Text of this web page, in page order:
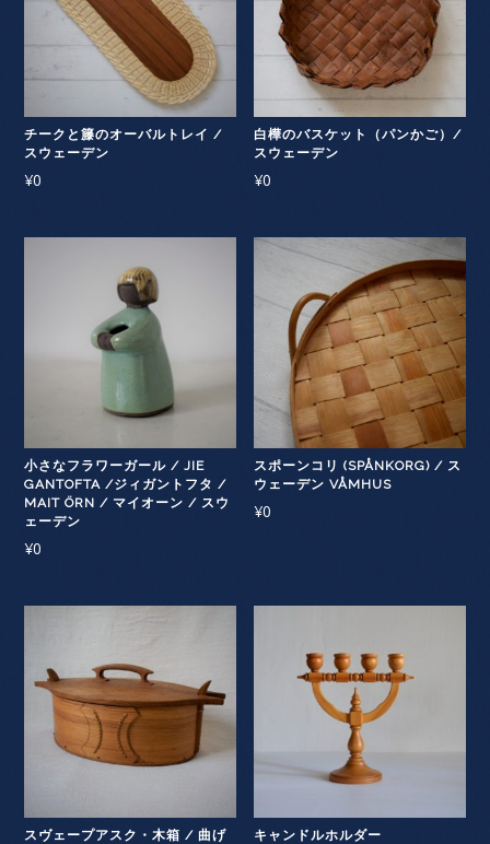
チークと籐のオーバルトレイ /
スウェーデン
¥0
白樺のバスケット（パンかご）/
スウェーデン
¥0
小さなフラワーガール / JIE
GANTOFTA /ジィガントフタ /
MAIT ÖRN / マイオーン / スウ
ェーデン
¥0
スポーンコリ (SPÅNKORG) / ス
ウェーデン VÅMHUS
¥0
スヴェープアスク・木箱 / 曲げ
キャンドルホルダー